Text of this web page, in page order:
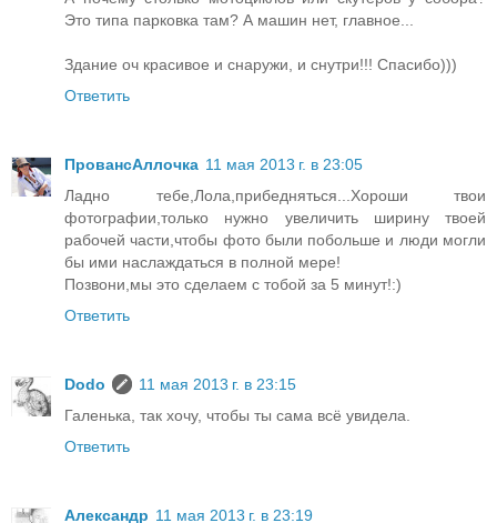
Это типа парковка там? А машин нет, главное...
Здание оч красивое и снаружи, и снутри!!! Спасибо)))
Ответить
ПровансАллочка 11 мая 2013 г. в 23:05
Ладно тебе,Лола,прибедняться...Хороши твои
фотографии,только нужно увеличить ширину твоей
рабочей части,чтобы фото были побольше и люди могли
бы ими наслаждаться в полной мере!
Позвони,мы это сделаем с тобой за 5 минут!:)
Ответить
Dodo
11 мая 2013 г. в 23:15
Галенька, так хочу, чтобы ты сама всё увидела.
Ответить
Александр 11 мая 2013 г. в 23:19